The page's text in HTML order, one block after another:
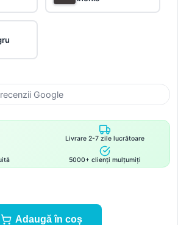
recenzii Google
Livrare 2-7 zile lucrătoare
5000+ clienți mulțumiți
Adaugă în coș